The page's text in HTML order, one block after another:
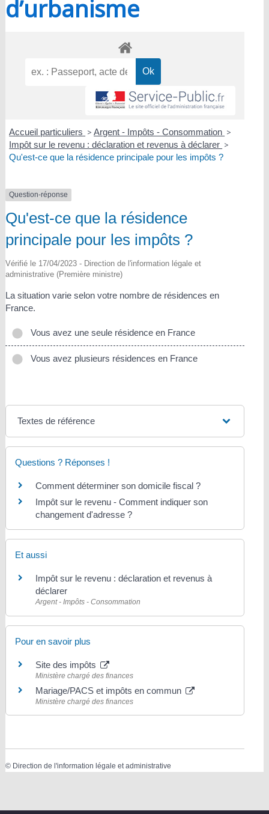
d’urbanisme
Accueil particuliers > Argent - Impôts - Consommation >
Impôt sur le revenu : déclaration et revenus à déclarer >
Qu'est-ce que la résidence principale pour les impôts ?
Question-réponse
Qu'est-ce que la résidence
principale pour les impôts ?
Vérifié le 17/04/2023 - Direction de l'information légale et
administrative (Première ministre)
La situation varie selon votre nombre de résidences en
France.
Vous avez une seule résidence en France
Vous avez plusieurs résidences en France
Textes de référence
Questions ? Réponses !
Comment déterminer son domicile fiscal ?
Impôt sur le revenu - Comment indiquer son
changement d'adresse ?
Et aussi
Impôt sur le revenu : déclaration et revenus à
déclarer
Argent - Impôts - Consommation
Pour en savoir plus
Site des impôts
Ministère chargé des finances
Mariage/PACS et impôts en commun
Ministère chargé des finances
© Direction de l'information légale et administrative